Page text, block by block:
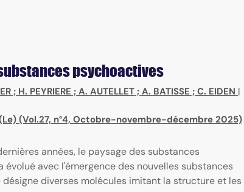
psychoactives
; H. PEYRIERE ; A. AUTELLET; A. BATISSE ; C. EIDEN |
(Vol.27, n°4, Octobre-novembre-décembre 2025)
années, le paysage des substances
évolué avec l'émergence des nouvelles substances
désigne diverses molécules imitant la structure et les